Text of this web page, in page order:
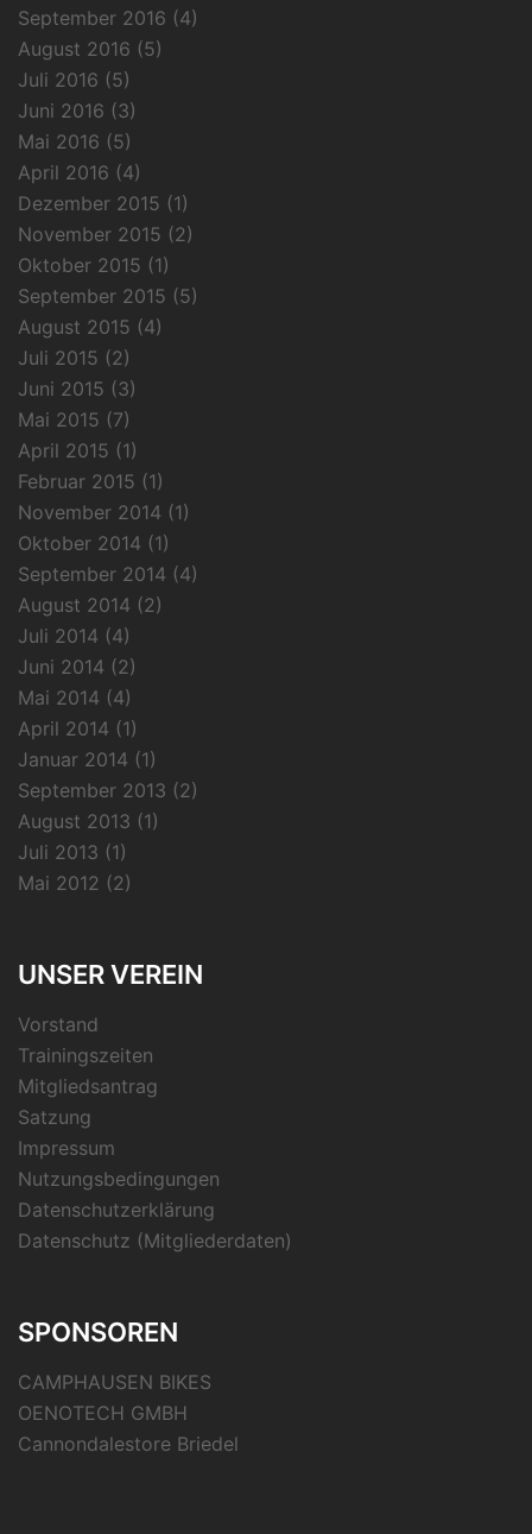
September 2016 (4)
August 2016 (5)
Juli 2016 (5)
Juni 2016 (3)
Mai 2016 (5)
April 2016 (4)
Dezember 2015 (1)
November 2015 (2)
Oktober 2015 (1)
September 2015 (5)
August 2015 (4)
Juli 2015 (2)
Juni 2015 (3)
Mai 2015 (7)
April 2015 (1)
Februar 2015 (1)
November 2014 (1)
Oktober 2014 (1)
September 2014 (4)
August 2014 (2)
Juli 2014 (4)
Juni 2014 (2)
Mai 2014 (4)
April 2014 (1)
Januar 2014 (1)
September 2013 (2)
August 2013 (1)
Juli 2013 (1)
Mai 2012 (2)
UNSER VEREIN
Vorstand
Trainingszeiten
Mitgliedsantrag
Satzung
Impressum
Nutzungsbedingungen
Datenschutzerklärung
Datenschutz (Mitgliederdaten)
SPONSOREN
CAMPHAUSEN BIKES
OENOTECH GMBH
Cannondalestore Briedel